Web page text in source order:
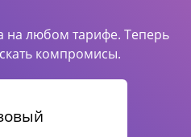
на любом тарифе. Теперь
компромисы.